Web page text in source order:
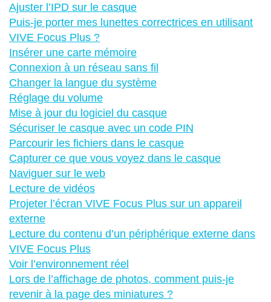
Ajuster l’IPD sur le casque
Puis-je porter mes lunettes correctrices en utilisant
VIVE Focus Plus ?
Insérer une carte mémoire
Connexion à un réseau sans fil
Changer la langue du système
Réglage du volume
Mise à jour du logiciel du casque
Sécuriser le casque avec un code PIN
Parcourir les fichiers dans le casque
Capturer ce que vous voyez dans le casque
Naviguer sur le web
Lecture de vidéos
Projeter l’écran VIVE Focus Plus sur un appareil
externe
Lecture du contenu d’un périphérique externe dans
VIVE Focus Plus
Voir l’environnement réel
Lors de l’affichage de photos, comment puis-je
revenir à la page des miniatures ?